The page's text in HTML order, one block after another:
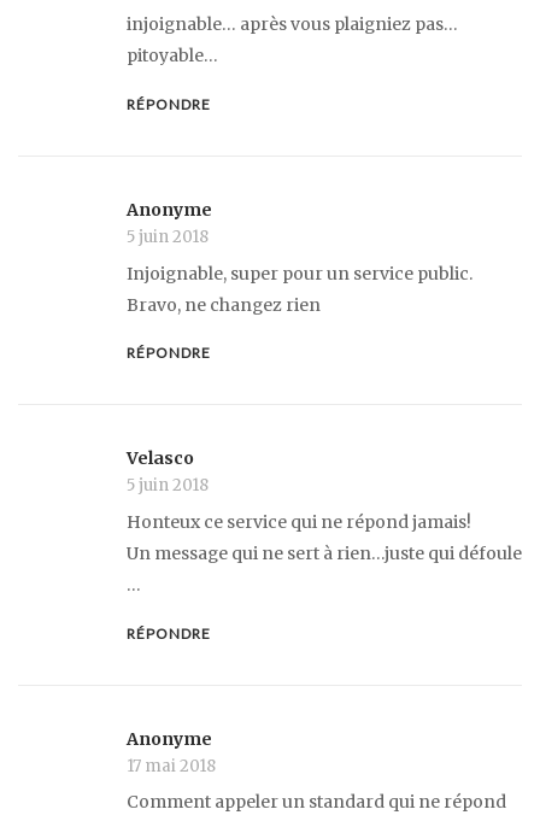
injoignable… après vous plaigniez pas…
pitoyable…
RÉPONDRE
Anonyme
5 juin 2018
Injoignable, super pour un service public.
Bravo, ne changez rien
RÉPONDRE
Velasco
5 juin 2018
Honteux ce service qui ne répond jamais!
Un message qui ne sert à rien…juste qui défoule
…
RÉPONDRE
Anonyme
17 mai 2018
Comment appeler un standard qui ne répond